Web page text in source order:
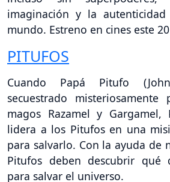
imaginación y la
mundo. Estreno en cines este
PITUFOS
Cuando Papá Pitufo
secuestrado
magos Razamel y Gargamel,
lidera a los Pitufos en una
para salvarlo. Con la ayuda de
Pitufos deben descubrir qué
para salvar el universo.